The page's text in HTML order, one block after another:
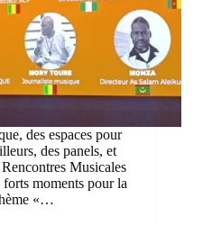
des espaces pour
des panels, et
Musicales
moments pour la
«…